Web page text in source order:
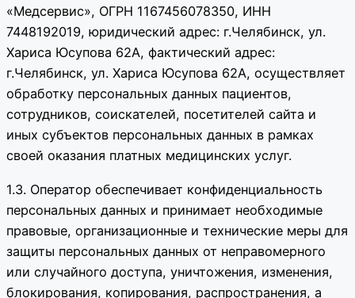
«Медсервис», ОГРН 1167456078350, ИНН
7448192019, юридический адрес: г.Челябинск, ул.
Хариса Юсупова 62А, фактический адрес:
г.Челябинск, ул. Хариса Юсупова 62А, осуществляет
обработку персональных данных пациентов,
сотрудников, соискателей, посетителей сайта и
иных субъектов персональных данных в рамках
своей оказания платных медицинских услуг.
1.3. Оператор обеспечивает конфиденциальность
персональных данных и принимает необходимые
правовые, организационные и технические меры для
защиты персональных данных от неправомерного
или случайного доступа, уничтожения, изменения,
блокирования, копирования, распространения, а